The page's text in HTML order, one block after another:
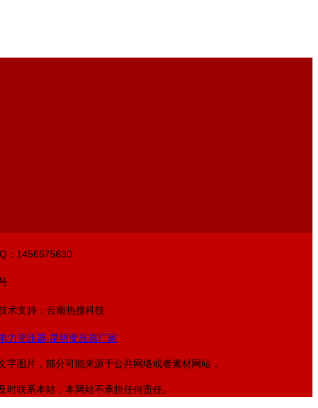
：1456675630
术支持：云南热搜科技
力变压器 昆明变压器厂家
图片，部分可能来源于公共网络或者素材网站，
联系本站，本网站不承担任何责任。